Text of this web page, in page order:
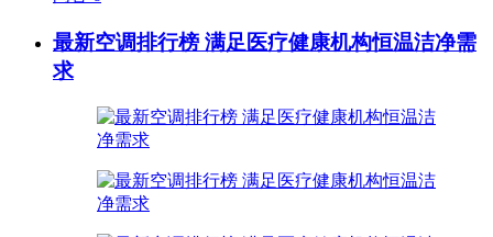
最新空调排行榜 满足医疗健康机构恒温洁净需
求